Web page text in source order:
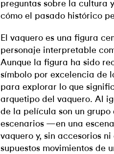
preguntas sobre la cultura
cómo el pasado histórico
El vaquero es una figura
personaje interpretable
Aunque la figura ha sido
símbolo por excelencia de
para explorar lo que
arquetipo del vaquero. Al
de la película son un
escenarios —en una
vaquero y, sin accesorios
supuestos movimientos de